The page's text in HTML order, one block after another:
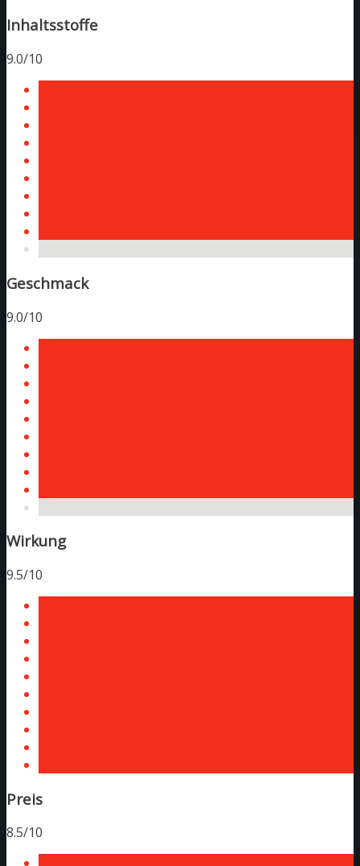
Inhaltsstoffe
9.0/10
Geschmack
9.0/10
Wirkung
9.5/10
Preis
8.5/10